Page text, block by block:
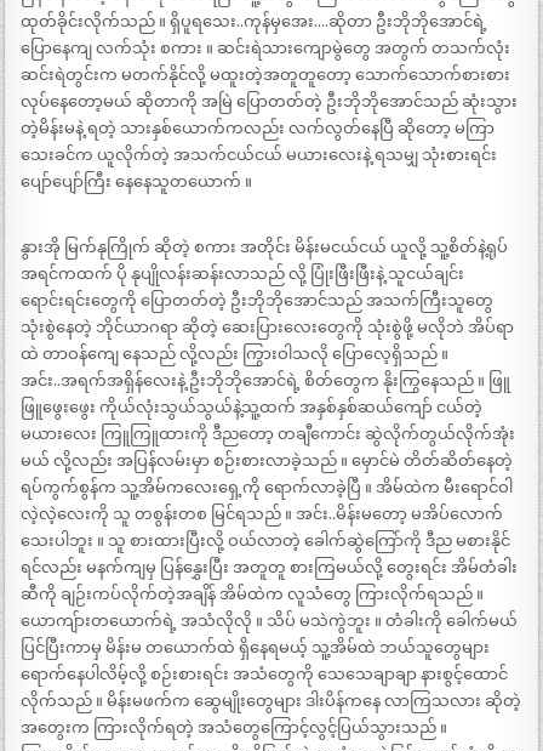
ထုတ်ခိုင်းလိုက်သည် ။ ရှိပူရသေး..ကုန်မှအေး….ဆိုတာ ဦးဘိုဘိုအောင်ရဲ့
ပြောနေကျ လက်သုံး စကား ။ ဆင်းရဲသားကျောမွဲတွေ အတွက် တသက်လုံး
ဆင်းရဲတွင်းက မတက်နိုင်လို့ မထူးတဲ့အတူတူတော့ သောက်သောက်စားစား
လုပ်နေတော့မယ် ဆိုတာကို အမြဲ ပြောတတ်တဲ့ ဦးဘိုဘိုအောင်သည် ဆုံးသွား
တဲ့မိန်းမနဲ့ ရတဲ့ သားနှစ်ယောက်ကလည်း လက်လွတ်နေပြီ ဆိုတော့ မကြာ
သေးခင်က ယူလိုက်တဲ့ အသက်ငယ်ငယ် မယားလေးနဲ့ ရသမျှ သုံးစားရင်း
ပျော်ပျော်ကြီး နေနေသူတယောက် ။
နွားအို မြက်နုကြိုက် ဆိုတဲ့ စကား အတိုင်း မိန်းမငယ်ငယ် ယူလို့ သူ့စိတ်နဲ့ရုပ်
အရင်ကထက် ပို နုပျိုလန်းဆန်းလာသည် လို့ ပြုံးဖြီးဖြီးနဲ့ သူငယ်ချင်း
ရောင်းရင်းတွေကို ပြောတတ်တဲ့ ဦးဘိုဘိုအောင်သည် အသက်ကြီးသူတွေ
သုံးစွဲနေတဲ့ ဘိုင်ယာဂရာ ဆိုတဲ့ ဆေးပြားလေးတွေကို သုံးစွဲဖို့ မလိုဘဲ အိပ်ရာ
ထဲ တာဝန်ကျေ နေသည် လို့လည်း ကြွားဝါသလို ပြောလေ့ရှိသည် ။
အင်း..အရက်အရှိန်လေးနဲ့ ဦးဘိုဘိုအောင်ရဲ့ စိတ်တွေက နိုးကြွနေသည် ။ ဖြူ
ဖြူဖွေးဖွေး ကိုယ်လုံးသွယ်သွယ်နဲ့သူ့ထက် အနှစ်နှစ်ဆယ်ကျော် ငယ်တဲ့
မယားလေး ကြူကြူထားကို ဒီညတော့ တချီကောင်း ဆွဲလိုက်တွယ်လိုက်အုံး
မယ် လို့လည်း အပြန်လမ်းမှာ စဉ်းစားလာခဲ့သည် ။ မှောင်မဲ တိတ်ဆိတ်နေတဲ့
ရပ်ကွက်စွန်က သူ့အိမ်ကလေးရှေ့ကို ရောက်လာခဲ့ပြီ ။ အိမ်ထဲက မီးရောင်ဝါ
လဲ့လဲ့လေးကို သူ တစွန်းတစ မြင်ရသည် ။ အင်း..မိန်းမတော့ မအိပ်လောက်
သေးပါဘူး ။ သူ စားထားပြီးလို့ ဝယ်လာတဲ့ ခေါက်ဆွဲကြော်ကို ဒီည မစားနိုင်
ရင်လည်း မနက်ကျမှ ပြန်နွှေးပြီး အတူတူ စားကြမယ်လို့ တွေးရင်း အိမ်တံခါး
ဆီကို ချဉ်းကပ်လိုက်တဲ့အချိန် အိမ်ထဲက လူသံတွေ ကြားလိုက်ရသည် ။
ယောကျ်ားတယောက်ရဲ့ အသံလိုလို ။ သိပ် မသဲကွဲဘူး ။ တံခါးကို ခေါက်မယ်
ပြင်ပြီးကာမှ မိန်းမ တယောက်ထဲ ရှိနေရမယ့် သူ့အိမ်ထဲ ဘယ်သူတွေများ
ရောက်နေပါလိမ့်လို့ စဉ်းစားရင်း အသံတွေကို သေသေချာချာ နားစွင့်ထောင်
လိုက်သည် ။ မိန်းမဖက်က ဆွေမျိုးတွေများ ဒါးပိန်ကနေ လာကြသလား ဆိုတဲ့
အတွေးက ကြားလိုက်ရတဲ့ အသံတွေကြောင့်လွင့်ပြယ်သွားသည် ။